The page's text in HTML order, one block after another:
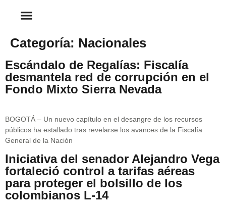
Categoría: Nacionales
Escándalo de Regalías: Fiscalía
desmantela red de corrupción en el
Fondo Mixto Sierra Nevada
BOGOTÁ – Un nuevo capítulo en el desangre de los recursos
públicos ha estallado tras revelarse los avances de la Fiscalía
General de la Nación
Iniciativa del senador Alejandro Vega
fortaleció control a tarifas aéreas
para proteger el bolsillo de los
colombianos L-14